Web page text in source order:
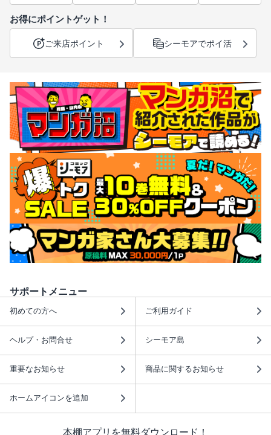
お得にポイントゲット！
ご来店ポイント シーモアでポイ活
サポートメニュー
初めての方へ ご利用ガイド
ヘルプ・お問合せ シーモア島
重要なお知らせ 商品に関するお知らせ
ホームアイコンを追加
本棚アプリを無料ダウンロード！